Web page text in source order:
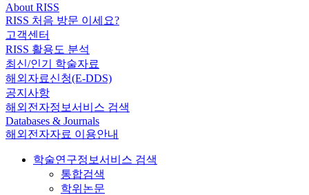
About RISS
RISS 처음 방문 이세요?
고객센터
RISS 활용도 분석
최신/인기 학술자료
해외자료신청(E-DDS)
공지사항
해외전자정보서비스 검색
Databases & Journals
해외전자자료 이용안내
학술연구정보서비스 검색
통합검색
학위논문